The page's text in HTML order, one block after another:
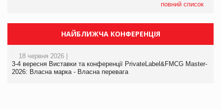
повний список
НАЙБЛИЖЧА КОНФЕРЕНЦІЯ
18 червня 2026 |
3-4 вересня Виставки та конференції PrivateLabel&FMCG Master-
2026: Власна марка - Власна перевага